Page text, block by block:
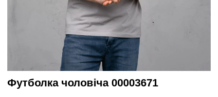
Футболка чоловіча 00003671